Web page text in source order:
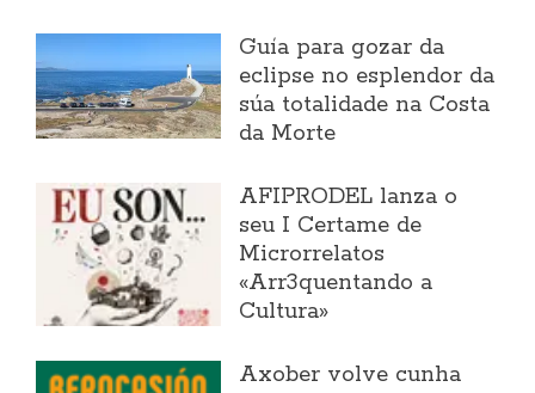
Guía para gozar da
eclipse no esplendor da
súa totalidade na Costa
da Morte
AFIPRODEL lanza o
seu I Certame de
Microrrelatos
«Arr3quentando a
Cultura»
Axober volve cunha